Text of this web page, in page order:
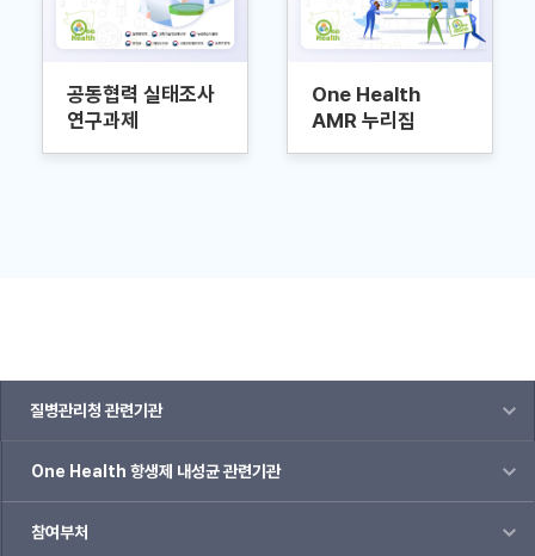
공동협력 실태조사
연구과제
One Health
AMR 누리집
질병관리청 관련기관
One Health 항생제 내성균 관련기관
참여부처